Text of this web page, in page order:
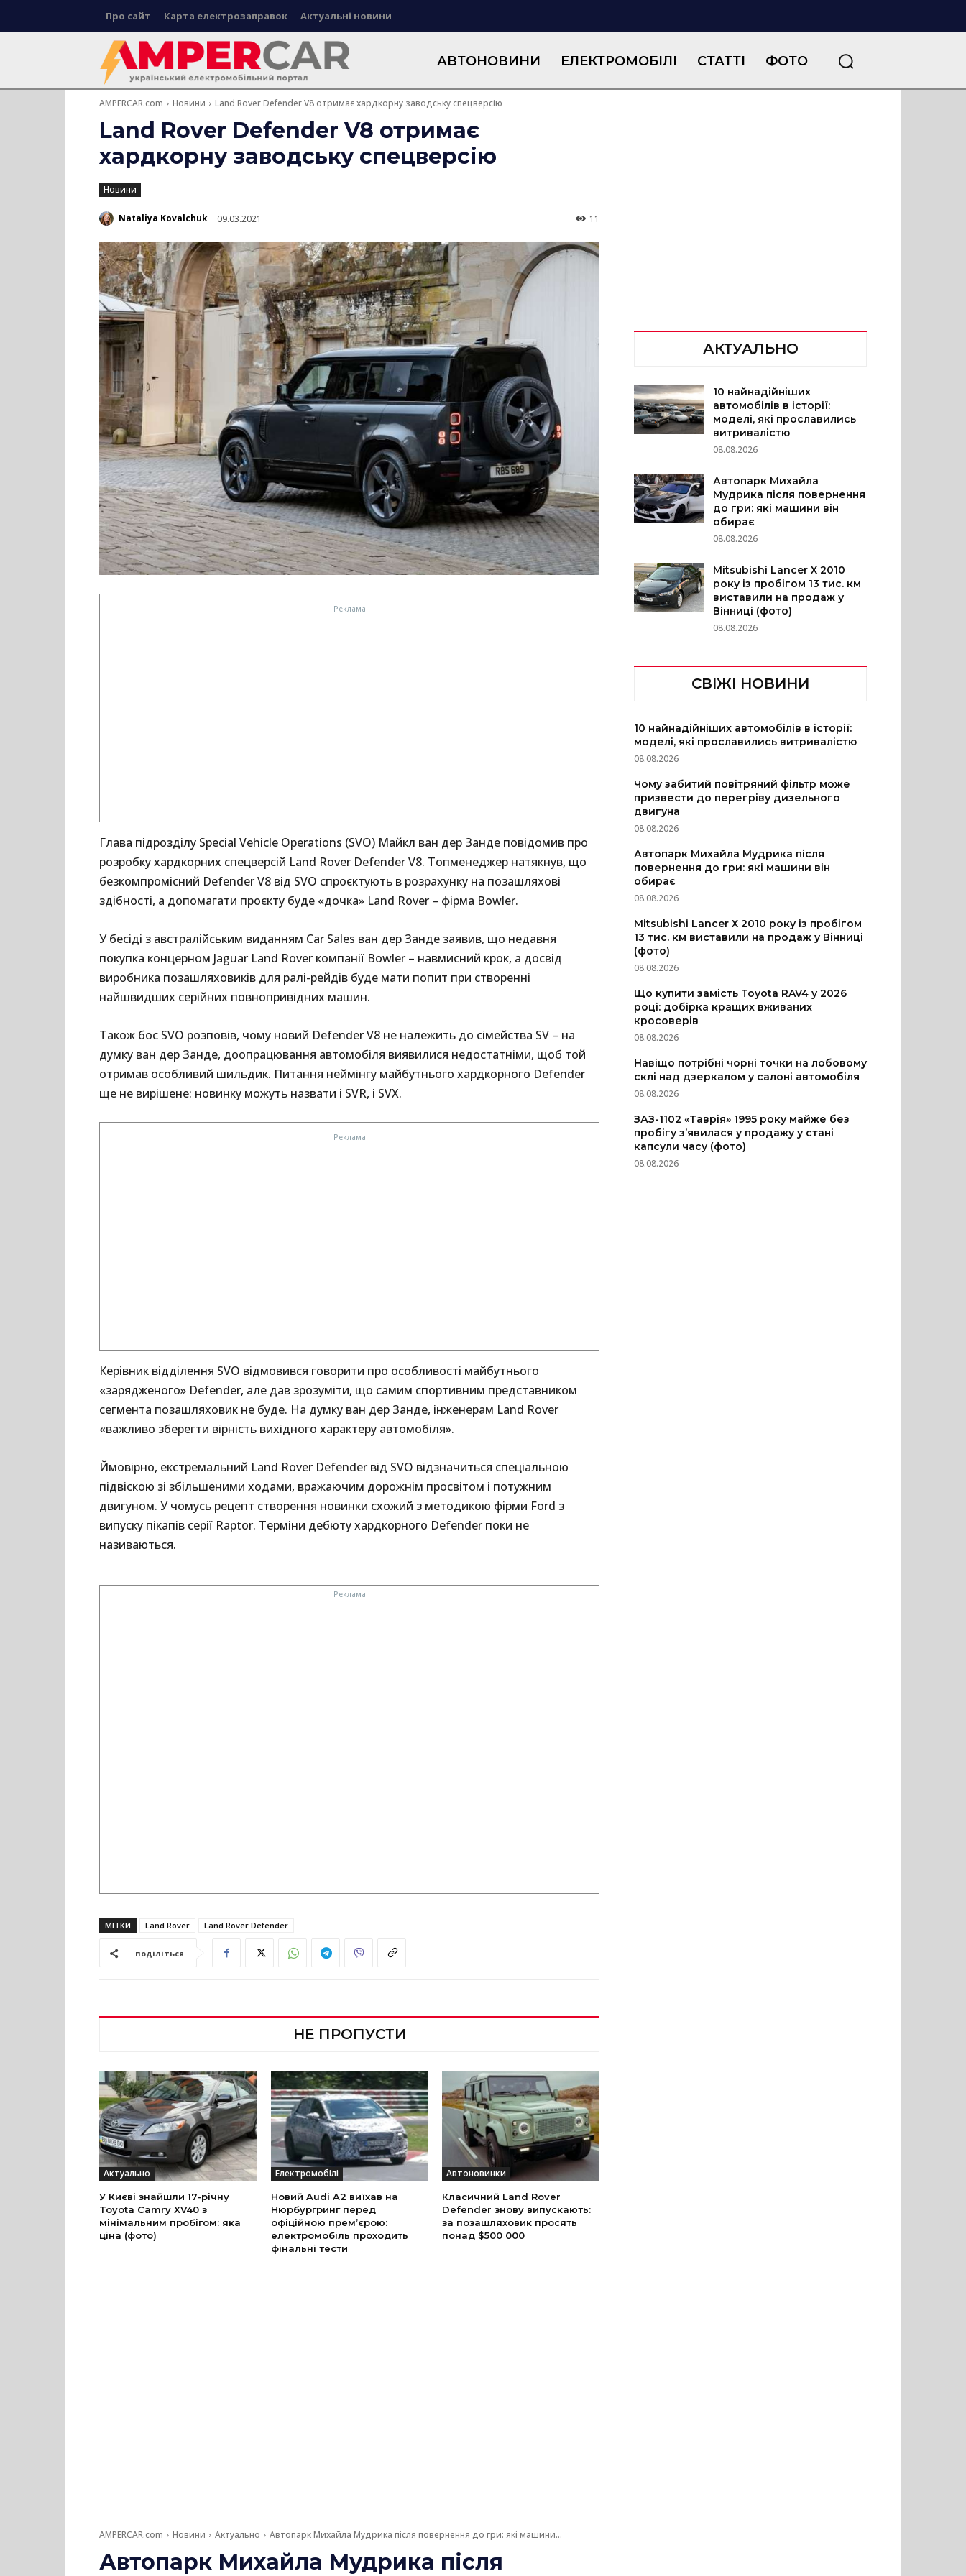
Про сайт Карта електрозаправок Актуальні новини
АВТОНОВИНИ ЕЛЕКТРОМОБІЛІ СТАТТІ ФОТО
AMPERCAR.com Новини Land Rover Defender V8 отримає хардкорну заводську спецверсію
Land Rover Defender V8 отримає
хардкорну заводську спецверсію
Новини
Nataliya Kovalchuk 09.03.2021 11
Глава підрозділу Special Vehicle Operations (SVO) Майкл ван дер Занде повідомив про
розробку хардкорних спецверсій Land Rover Defender V8. Топменеджер натякнув, що
безкомпромісний Defender V8 від SVO спроєктують в розрахунку на позашляхові
здібності, а допомагати проєкту буде «дочка» Land Rover – фірма Bowler.
У бесіді з австралійським виданням Car Sales ван дер Занде заявив, що недавня
покупка концерном Jaguar Land Rover компанії Bowler – навмисний крок, а досвід
виробника позашляховиків для ралі-рейдів буде мати попит при створенні
найшвидших серійних повнопривідних машин.
Також бос SVO розповів, чому новий Defender V8 не належить до сімейства SV – на
думку ван дер Занде, доопрацювання автомобіля виявилися недостатніми, щоб той
отримав особливий шильдик. Питання неймінгу майбутнього хардкорного Defender
ще не вирішене: новинку можуть назвати і SVR, і SVX.
Керівник відділення SVO відмовився говорити про особливості майбутнього
«зарядженого» Defender, але дав зрозуміти, що самим спортивним представником
сегмента позашляховик не буде. На думку ван дер Занде, інженерам Land Rover
«важливо зберегти вірність вихідного характеру автомобіля».
Ймовірно, екстремальний Land Rover Defender від SVO відзначиться спеціальною
підвіскою зі збільшеними ходами, вражаючим дорожнім просвітом і потужним
двигуном. У чомусь рецепт створення новинки схожий з методикою фірми Ford з
випуску пікапів серії Raptor. Терміни дебюту хардкорного Defender поки не
називаються.
МІТКИ Land Rover Land Rover Defender
поділіться
НЕ ПРОПУСТИ
Актуально
У Києві знайшли 17-річну
Toyota Camry XV40 з
мінімальним пробігом: яка
ціна (фото)
Електромобілі
Новий Audi A2 виїхав на
Нюрбургринг перед
офіційною прем’єрою:
електромобіль проходить
фінальні тести
Автоновинки
Класичний Land Rover
Defender знову випускають:
за позашляховик просять
понад $500 000
АКТУАЛЬНО
10 найнадійніших
автомобілів в історії:
моделі, які прославились
витривалістю
08.08.2026
Автопарк Михайла
Мудрика після повернення
до гри: які машини він
обирає
08.08.2026
Mitsubishi Lancer X 2010
року із пробігом 13 тис. км
виставили на продаж у
Вінниці (фото)
08.08.2026
СВІЖІ НОВИНИ
10 найнадійніших автомобілів в історії:
моделі, які прославились витривалістю
08.08.2026
Чому забитий повітряний фільтр може
призвести до перегріву дизельного
двигуна
08.08.2026
Автопарк Михайла Мудрика після
повернення до гри: які машини він
обирає
08.08.2026
Mitsubishi Lancer X 2010 року із пробігом
13 тис. км виставили на продаж у Вінниці
(фото)
08.08.2026
Що купити замість Toyota RAV4 у 2026
році: добірка кращих вживаних
кросоверів
08.08.2026
Навіщо потрібні чорні точки на лобовому
склі над дзеркалом у салоні автомобіля
08.08.2026
ЗАЗ-1102 «Таврія» 1995 року майже без
пробігу з’явилася у продажу у стані
капсули часу (фото)
08.08.2026